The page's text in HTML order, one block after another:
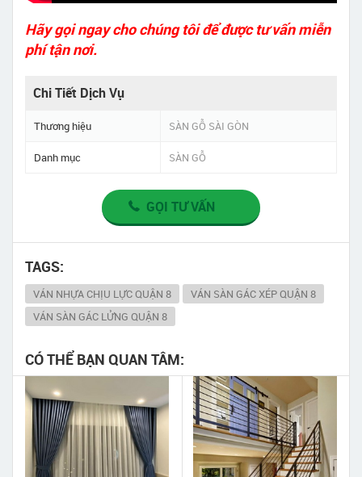
Hãy gọi ngay cho chúng tôi để được tư vấn miễn
phí tận nơi.
Chi Tiết Dịch Vụ
Thương hiệu SÀN GỖ SÀI GÒN
Danh mục SÀN GỖ
GỌI TƯ VẤN
TAGS:
VÁN NHỰA CHỊU LỰC QUẬN 8
VÁN SÀN GÁC XÉP QUẬN 8
VÁN SÀN GÁC LỬNG QUẬN 8
CÓ THỂ BẠN QUAN TÂM: